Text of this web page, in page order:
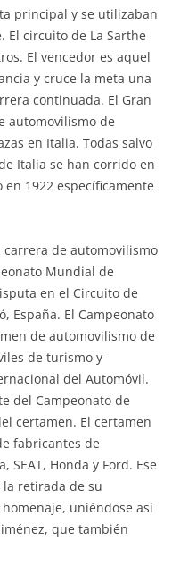
principal y se utilizaban
circuito de La Sarthe
El vencedor es aquel
y cruce la meta una
continuada. El Gran
automovilismo de
en Italia. Todas salvo
Italia se han corrido en
1922 específicamente
carrera de automovilismo
Mundial de
en el Circuito de
España. El Campeonato
de automovilismo de
de turismo y
del Automóvil.
del Campeonato de
certamen. El certamen
fabricantes de
SEAT, Honda y Ford. Ese
la retirada de su
uniéndose así
que también